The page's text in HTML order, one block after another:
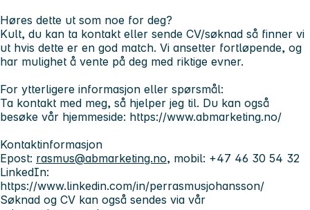
Høres dette ut som noe for deg?
Kult, du kan ta kontakt eller sende CV/søknad så finner vi
ut hvis dette er en god match. Vi ansetter fortløpende, og
har mulighet å vente på deg med riktige evner.
For ytterligere informasjon eller spørsmål:
Ta kontakt med meg, så hjelper jeg til. Du kan også
besøke vår hjemmeside: https://www.abmarketing.no/
Kontaktinformasjon
Epost: rasmus@abmarketing.no, mobil: +47 46 30 54 32
LinkedIn:
https://www.linkedin.com/in/perrasmusjohansson/
Søknad og CV kan også sendes via vår